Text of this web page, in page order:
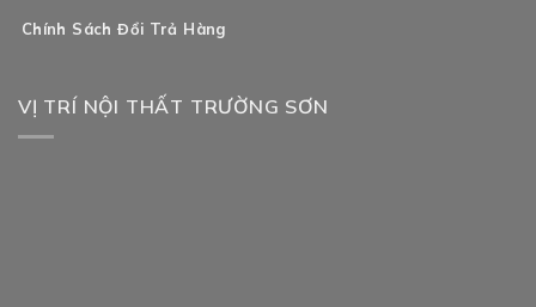
Chính Sách Đổi Trả Hàng
VỊ TRÍ NỘI THẤT TRƯỜNG SƠN